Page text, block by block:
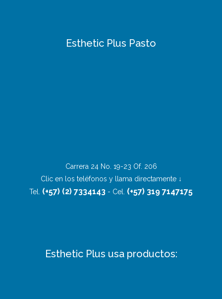
Esthetic Plus Pasto
Carrera 24 No. 19-23 Of. 206
Clic en los teléfonos y llama directamente ↓
Tel. (+57) (2) 7334143 - Cel. (+57) 319 7147175
Esthetic Plus usa productos: